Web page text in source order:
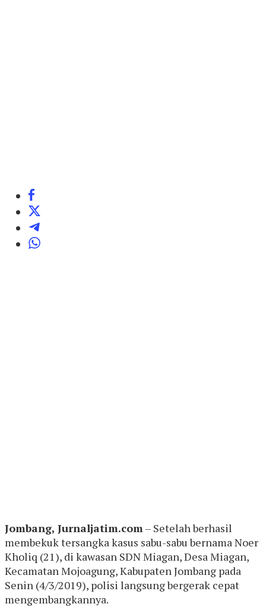
Jombang, Jurnaljatim.com – Setelah berhasil
membekuk tersangka kasus sabu-sabu bernama Noer
Kholiq (21), di kawasan SDN Miagan, Desa Miagan,
Kecamatan Mojoagung, Kabupaten Jombang pada
Senin (4/3/2019), polisi langsung bergerak cepat
mengembangkannya.